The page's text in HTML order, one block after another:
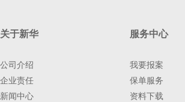
关于新华
公司介绍
企业责任
新闻中心
服务中心
我要报案
保单服务
资料下载